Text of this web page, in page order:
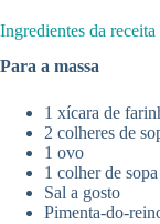
Ingredientes da receita
Para a massa
1 xícara de
2 colheres de
1 ovo
1 colher de
Sal a gosto
Pimenta-do-